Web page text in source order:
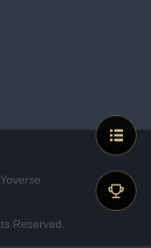
Reserved.